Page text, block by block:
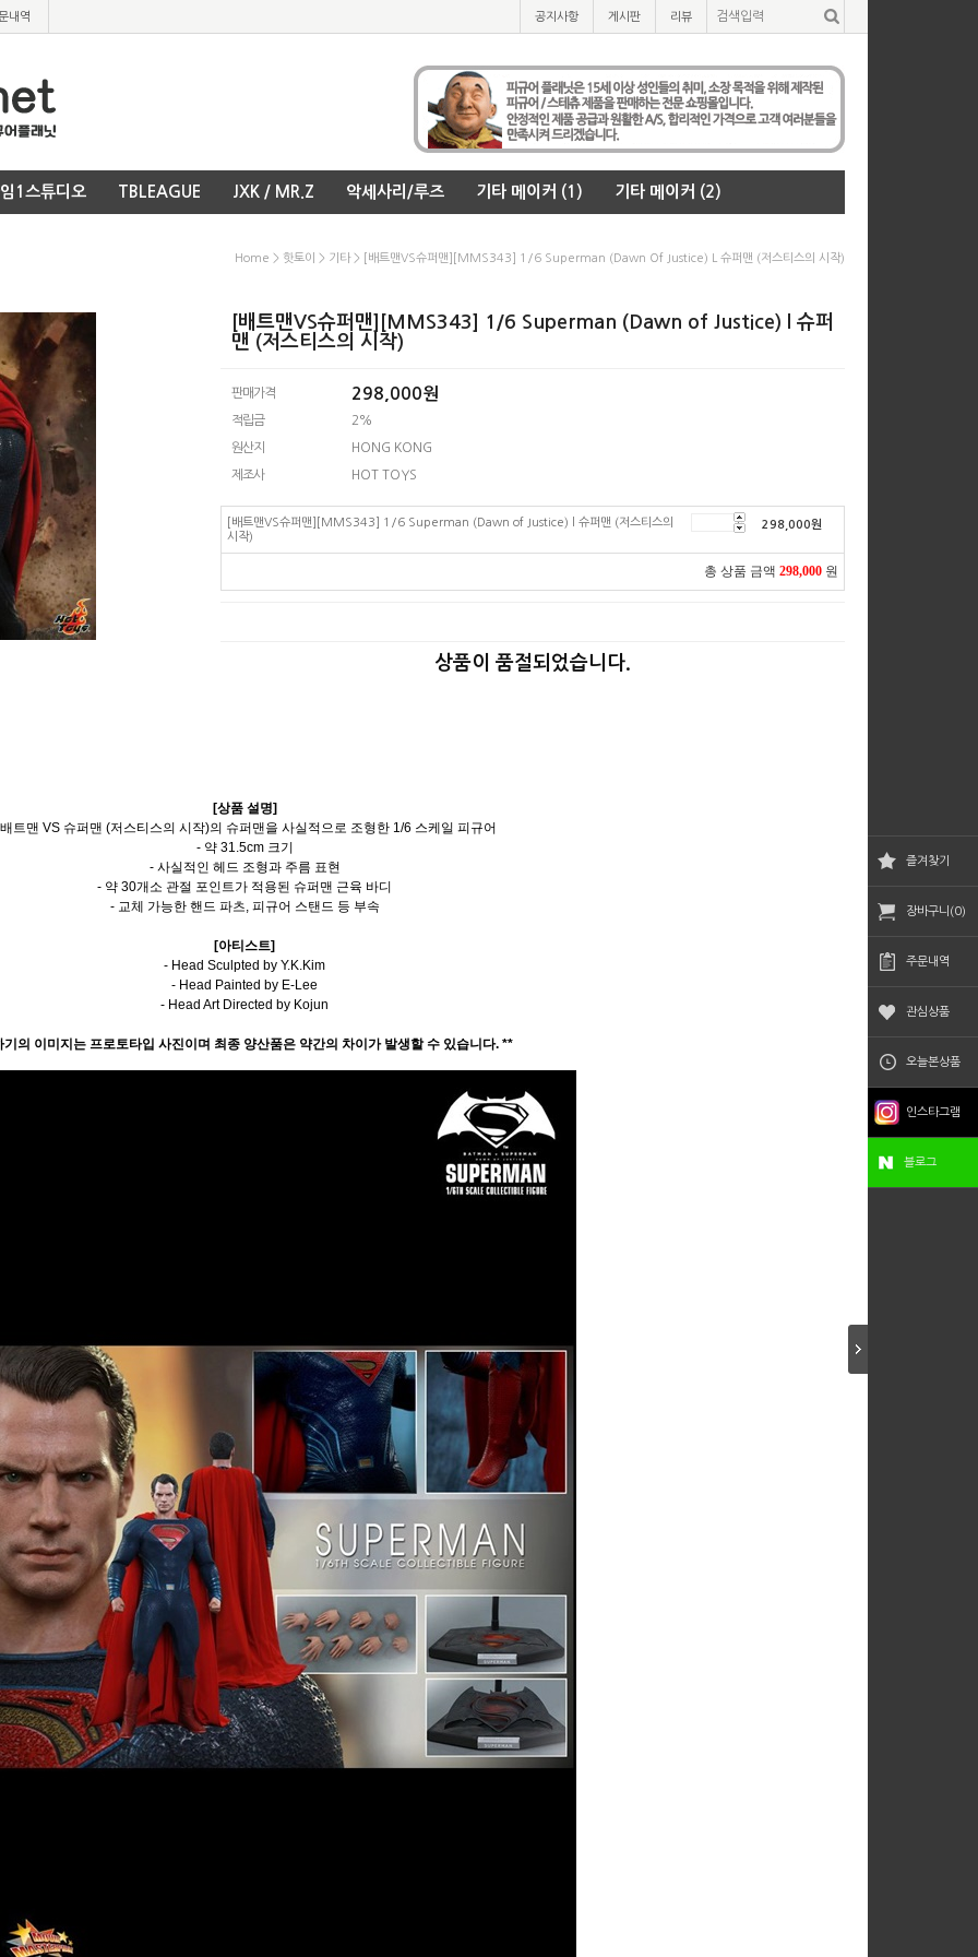
즐겨찾기
장바구니(0)
주문내역
관심상품
오늘본상품
인스타그램
블로그
내역 공지사항 게시판 리뷰
1스튜디오 TBLEAGUE JXK / MR.Z 악세사리/루즈 기타 메이커 (1) 기타 메이커 (2)
Home > 핫토이 > 기타> [배트맨VS슈퍼맨][MMS343] 1/6 Superman (Dawn Of Justice) L 슈퍼맨 (저스티스의 시작)
[배트맨VS슈퍼맨][MMS343] 1/6 Superman (Dawn of Justice) l 슈퍼
맨 (저스티스의 시작)
판매가격 298,000원
적립금 2%
원산지 HONG KONG
제조사 HOT TOYS
[배트맨VS슈퍼맨][MMS343] 1/6 Superman (Dawn of Justice) l 슈퍼맨 (저스티스의
시작)
298,000원
총 상품 금액 298,000 원
상품이 품절되었습니다.
[상품 설명]
트맨 VS 슈퍼맨 (저스티스의 시작)의 슈퍼맨을 사실적으로 조형한 1/6 스케일 피규어
- 약 31.5cm 크기
- 사실적인 헤드 조형과 주름 표현
- 약 30개소 관절 포인트가 적용된 슈퍼맨 근육 바디
- 교체 가능한 핸드 파츠, 피규어 스탠드 등 부속
[아티스트]
- Head Sculpted by Y.K.Kim
- Head Painted by E-Lee
- Head Art Directed by Kojun
기의 이미지는 프로토타입 사진이며 최종 양산품은 약간의 차이가 발생할 수 있습니다. **